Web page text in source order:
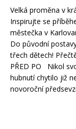
Velká proměna v
Inspirujte se
městečka v
Do původní
třech dětech!
PŘED PO Nikol
hubnutí chytilo již
novoroční